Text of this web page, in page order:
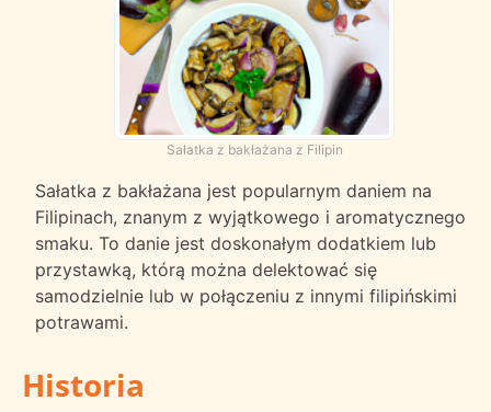
Sałatka z bakłażana z Filipin
Sałatka z bakłażana jest popularnym daniem na
Filipinach, znanym z wyjątkowego i aromatycznego
smaku. To danie jest doskonałym dodatkiem lub
przystawką, którą można delektować się
samodzielnie lub w połączeniu z innymi filipińskimi
potrawami.
Historia